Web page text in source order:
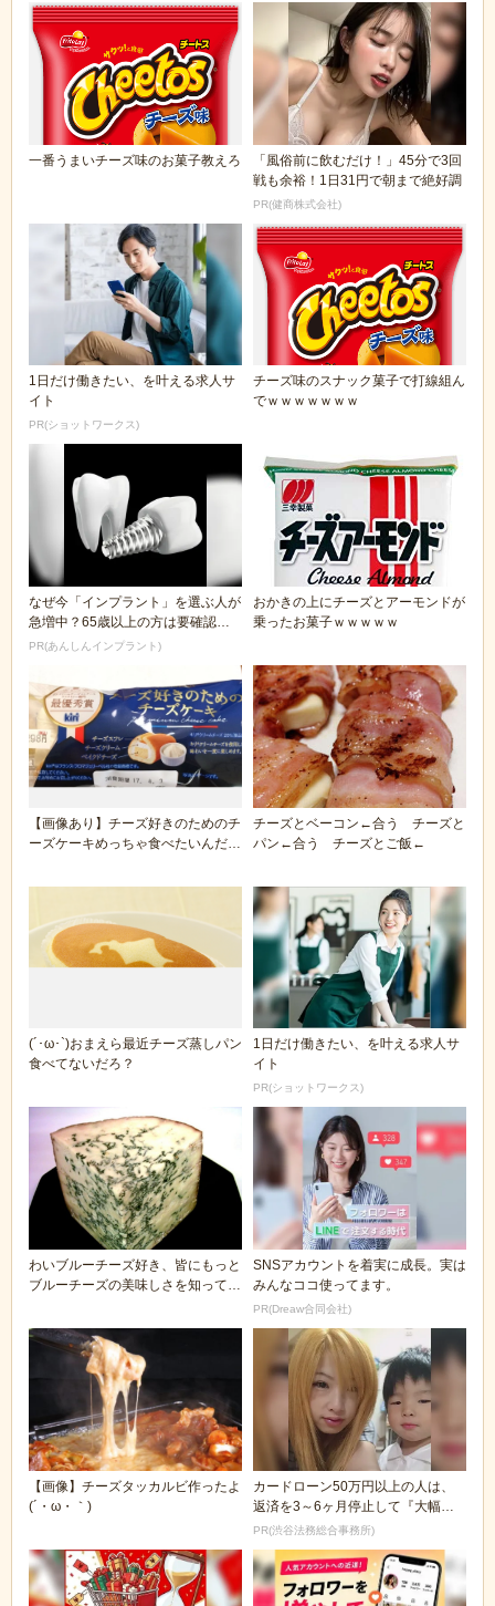
一番うまいチーズ味のお菓子教えろ
「風俗前に飲むだけ！」45分で3回
戦も余裕！1日31円で朝まで絶好調
PR(健商株式会社)
1日だけ働きたい、を叶える求人サ
イト
PR(ショットワークス)
チーズ味のスナック菓子で打線組ん
でｗｗｗｗｗｗｗ
なぜ今「インプラント」を選ぶ人が
急増中？65歳以上の方は要確認。
抜けた歯の放置は...
PR(あんしんインプラント)
おかきの上にチーズとアーモンドが
乗ったお菓子ｗｗｗｗｗ
【画像あり】チーズ好きのためのチ
ーズケーキめっちゃ食べたいんだけ
チーズとベーコン←合う チーズと
パン←合う チーズとご飯←
(´･ω･`)おまえら最近チーズ蒸しパン
食べてないだろ？
1日だけ働きたい、を叶える求人サ
イト
PR(ショットワークス)
わいブルーチーズ好き、皆にもっと
ブルーチーズの美味しさを知って欲
SNSアカウントを着実に成長。実は
みんなココ使ってます。
PR(Dreaw合同会社)
【画像】チーズタッカルビ作ったよ
(´・ω・｀)
カードローン50万円以上の人は、
返済を3～6ヶ月停止して『大幅に
減額してから返済...
PR(渋谷法務総合事務所)